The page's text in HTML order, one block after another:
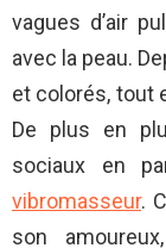
vagues d’air
avec la peau.
et colorés, tout
De plus en
sociaux en
vibromasseur.
son